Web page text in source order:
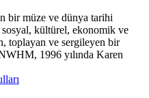
bir müze ve dünya tarihi
sosyal, kültürel, ekonomik ve
toplayan ve sergileyen bir
1996 yılında Karen